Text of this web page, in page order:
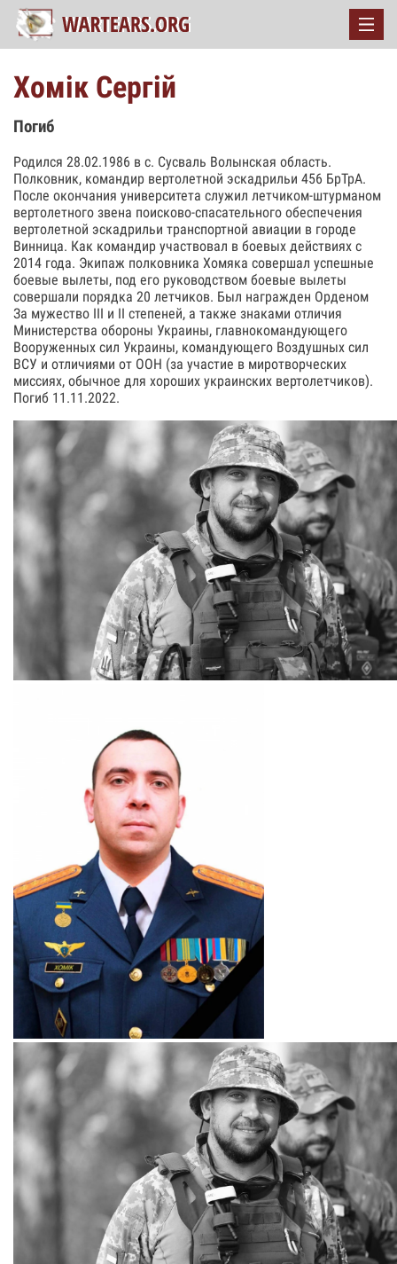
Хомік Сергій
Погиб
Родился 28.02.1986 в с. Сусваль Волынская область.
Полковник, командир вертолетной эскадрильи 456 БрТрА.
После окончания университета служил летчиком-штурманом
вертолетного звена поисково-спасательного обеспечения
вертолетной эскадрильи транспортной авиации в городе
Винница. Как командир участвовал в боевых действиях с
2014 года. Экипаж полковника Хомяка совершал успешные
боевые вылеты, под его руководством боевые вылеты
совершали порядка 20 летчиков. Был награжден Орденом
За мужество III и II степеней, а также знаками отличия
Министерства обороны Украины, главнокомандующего
Вооруженных сил Украины, командующего Воздушных сил
ВСУ и отличиями от ООН (за участие в миротворческих
миссиях, обычное для хороших украинских вертолетчиков).
Погиб 11.11.2022.